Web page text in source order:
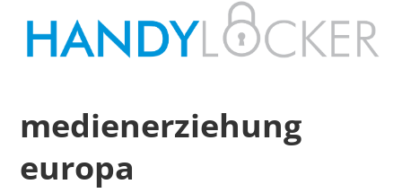
medienerziehung
europa